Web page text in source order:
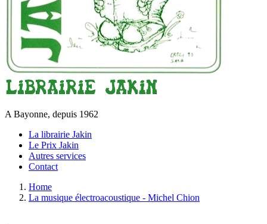
A Bayonne, depuis 1962
La librairie Jakin
Le Prix Jakin
Autres services
Contact
Home
La musique électroacoustique - Michel Chion